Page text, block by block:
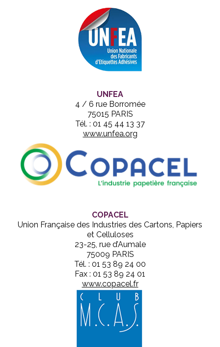
UNFEA
4 / 6 rue Borromée
75015 PARIS
Tél. : 01 45 44 13 37
www.unfea.org
COPACEL
Union Française des Industries des Cartons, Papiers
et Celluloses
23-25, rue d’Aumale
75009 PARIS
Tél. : 01 53 89 24 00
Fax : 01 53 89 24 01
www.copacel.fr